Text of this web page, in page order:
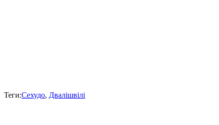
Теги:Сехудо, Двалішвілі